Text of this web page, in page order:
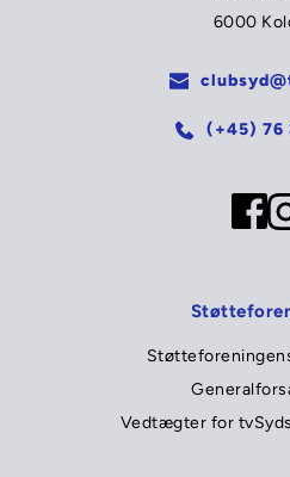
6000
(+45) 76
Vedtægter for